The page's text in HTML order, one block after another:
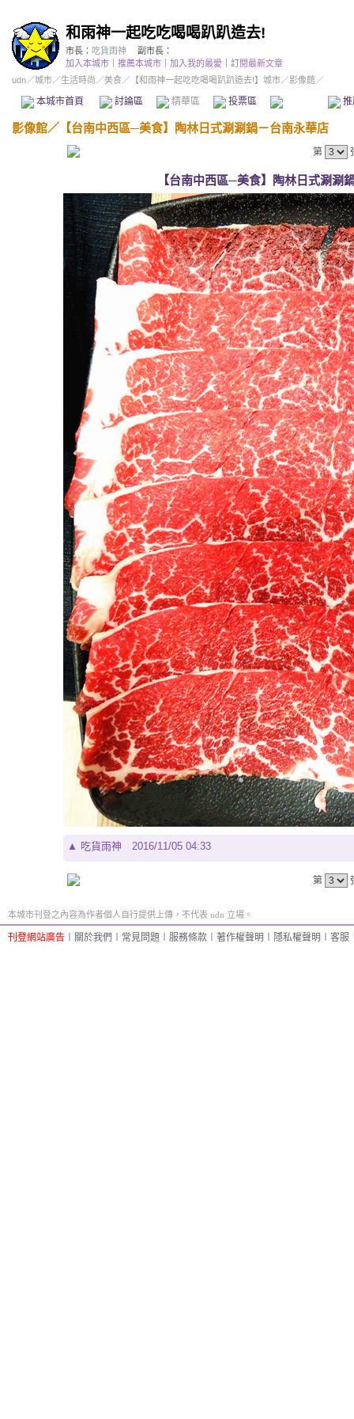
和雨神一起吃吃喝喝趴趴造去!
市長： 吃貨雨神
副市長：
加入本城市
推薦本城市 加入我的最愛
訂閱最新文章
udn／城市／生活時尚 ／美食／ 【和雨神一起吃吃喝喝趴趴造去!】城市／影像館／
本城市首頁 討論區 精華區 投票區 影像館
影像館／ 【台南中西區─美食】陶林日式涮涮鍋－台南永華店
第
【台南中西區─美食】陶林日式涮涮
▲ 吃貨雨神 2016/11/05 04:33
第
本城市刊登之內容為作者個人自行提供上傳，不代表 udn 立場。
刊登網站廣告 關於我們 常見問題 服務條款 著作權聲明 隱私權聲明 客服